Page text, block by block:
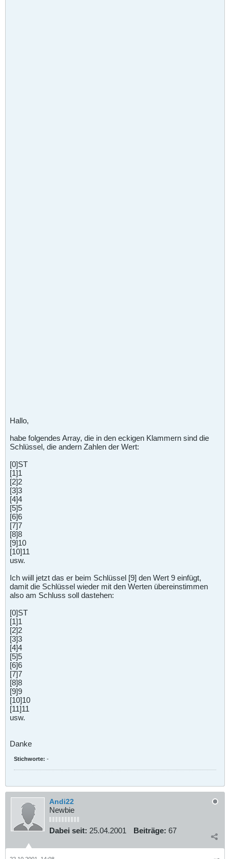
Hallo,
habe folgendes Array, die in den eckigen Klammern sind die
Schlüssel, die andern Zahlen der Wert:
[0]ST
[1]1
[2]2
[3]3
[4]4
[5]5
[6]6
[7]7
[8]8
[9]10
[10]11
usw.
Ich wiill jetzt das er beim Schlüssel [9] den Wert 9 einfügt,
damit die Schlüssel wieder mit den Werten übereinstimmen
also am Schluss soll dastehen:
[0]ST
[1]1
[2]2
[3]3
[4]4
[5]5
[6]6
[7]7
[8]8
[9]9
[10]10
[11]11
usw.
Danke
Stichworte: -
Andi22
Newbie
Dabei seit: 25.04.2001 Beiträge: 67